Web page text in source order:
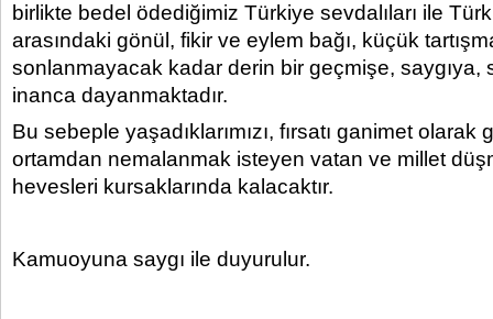
birlikte bedel ödediğimiz Türkiye sevdalıları ile
arasındaki gönül, fikir ve eylem bağı, küçük
sonlanmayacak kadar derin bir geçmişe, saygıya,
inanca dayanmaktadır.
Bu sebeple yaşadıklarımızı, fırsatı ganimet olarak
ortamdan nemalanmak isteyen vatan ve millet
hevesleri kursaklarında kalacaktır.
Kamuoyuna saygı ile duyurulur.